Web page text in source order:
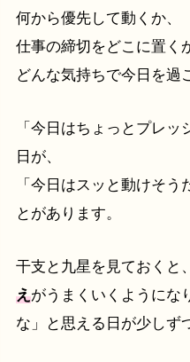
何から優先して動くか、
仕事の締切をどこに置く
どんな気持ちで今日を過
「今日はちょっとプレ
日が、
「今日はスッと動けそ
とがあります。
干支と九星を見ておくと、
えがうまくいくようにな
な」と思える日が少しず